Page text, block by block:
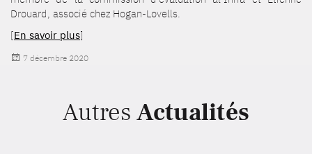
Drouard, associé chez Hogan-Lovells.
[En savoir plus]
Publié
7 décembre 2020
Autres Actualités